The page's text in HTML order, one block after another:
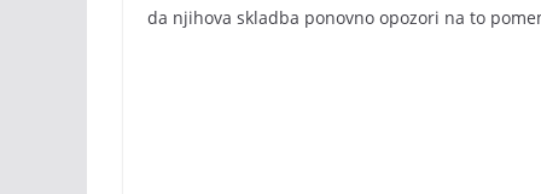
da njihova skladba ponovno opozori na to